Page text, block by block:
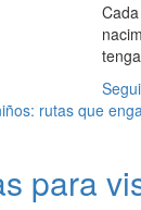
para